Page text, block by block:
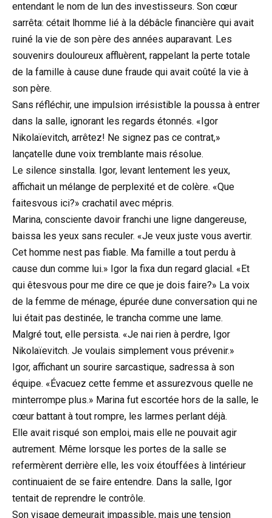
entendant le nom de lun des investisseurs. Son cœur
sarrêta: cétait lhomme lié à la débâcle financière qui avait
ruiné la vie de son père des années auparavant. Les
souvenirs douloureux affluèrent, rappelant la perte totale
de la famille à cause dune fraude qui avait coûté la vie à
son père.
Sans réfléchir, une impulsion irrésistible la poussa à entrer
dans la salle, ignorant les regards étonnés. «Igor
Nikolaïevitch, arrêtez! Ne signez pas ce contrat,»
lançatelle dune voix tremblante mais résolue.
Le silence sinstalla. Igor, levant lentement les yeux,
affichait un mélange de perplexité et de colère. «Que
faitesvous ici?» crachatil avec mépris.
Marina, consciente davoir franchi une ligne dangereuse,
baissa les yeux sans reculer. «Je veux juste vous avertir.
Cet homme nest pas fiable. Ma famille a tout perdu à
cause dun comme lui.» Igor la fixa dun regard glacial. «Et
qui êtesvous pour me dire ce que je dois faire?» La voix
de la femme de ménage, épurée dune conversation qui ne
lui était pas destinée, le trancha comme une lame.
Malgré tout, elle persista. «Je nai rien à perdre, Igor
Nikolaïevitch. Je voulais simplement vous prévenir.»
Igor, affichant un sourire sarcastique, sadressa à son
équipe. «Évacuez cette femme et assurezvous quelle ne
minterrompe plus.» Marina fut escortée hors de la salle, le
cœur battant à tout rompre, les larmes perlant déjà.
Elle avait risqué son emploi, mais elle ne pouvait agir
autrement. Même lorsque les portes de la salle se
refermèrent derrière elle, les voix étouffées à lintérieur
continuaient de se faire entendre. Dans la salle, Igor
tentait de reprendre le contrôle.
Son visage demeurait impassible, mais une tension